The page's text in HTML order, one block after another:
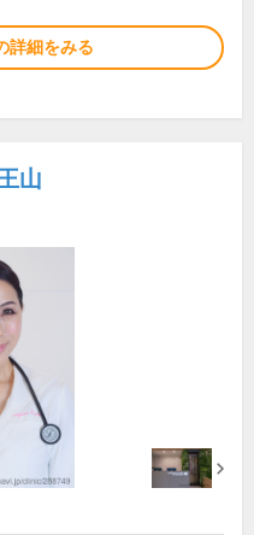
詳細をみる
山